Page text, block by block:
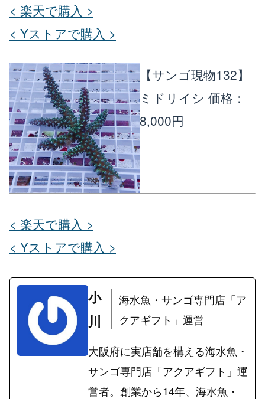
< 楽天で購入 >
< Yストアで購入 >
【サンゴ現物132】
ミドリイシ 価格：
8,000円
< 楽天で購入 >
< Yストアで購入 >
小
川
海水魚・サンゴ専門店「ア
クアギフト」運営
大阪府に実店舗を構える海水魚・
サンゴ専門店「アクアギフト」運
営者。創業から14年、海水魚・